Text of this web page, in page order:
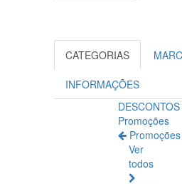
CATEGORIAS
INFORMAÇÕES
DESCONTOS
Promoções
Promoções
Ver
todos